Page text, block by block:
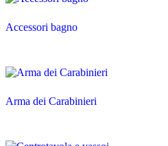
Accessori bagno
Arma dei Carabinieri